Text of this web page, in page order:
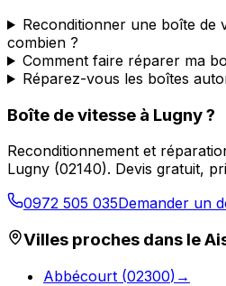
Reconditionner une boîte de
combien ?
Comment faire réparer ma
Réparez-vous les boîtes
Boîte de vitesse à Lugny?
Reconditionnement et
Lugny (02140). Devis gratuit,
0972 505 035Demander un
Villes proches dans le
Abbécourt (02300) →